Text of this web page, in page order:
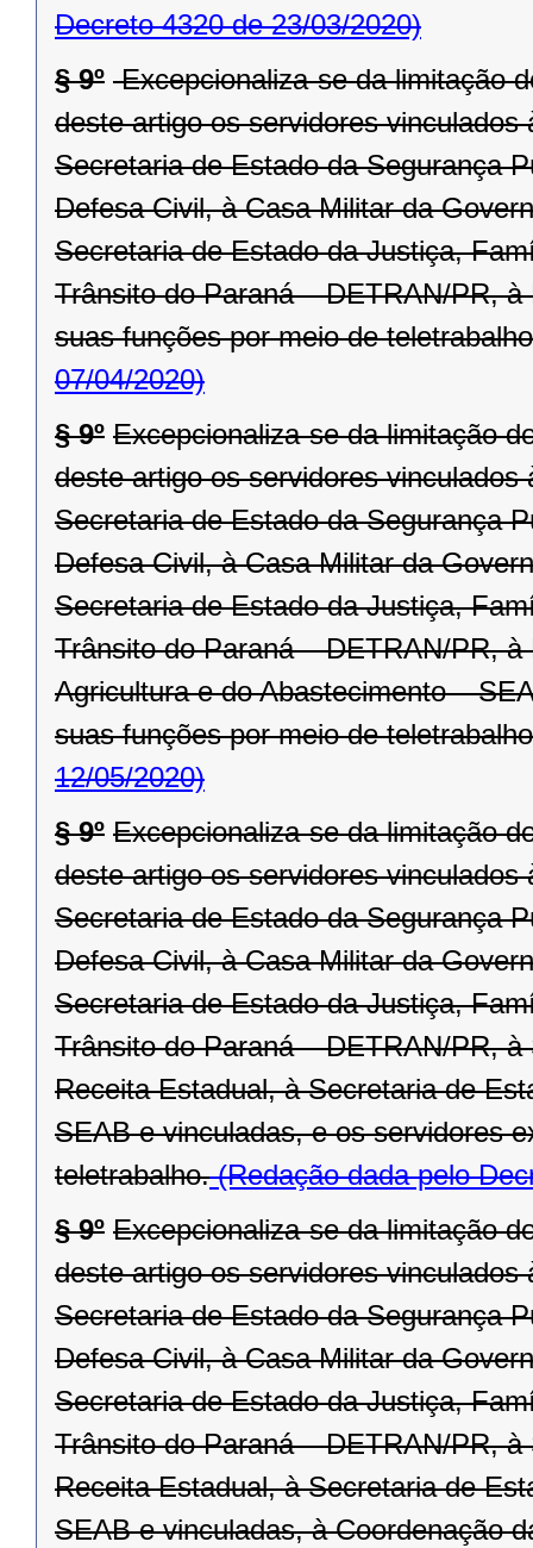
Decreto 4320 de 23/03/2020)
§ 9º Excepcionaliza-se da limitação
deste artigo os servidores
Secretaria de Estado da Segurança
Defesa Civil, à Casa Militar da
Secretaria de Estado da Justiça,
Trânsito do Paraná – DETRAN/PR,
suas funções por meio de
07/04/2020)
§ 9º Excepcionaliza-se da limitação
deste artigo os servidores
Secretaria de Estado da Segurança
Defesa Civil, à Casa Militar da
Secretaria de Estado da Justiça,
Trânsito do Paraná – DETRAN/PR,
Agricultura e do Abastecimento –
suas funções por meio de
12/05/2020)
§ 9º Excepcionaliza-se da limitação
deste artigo os servidores
Secretaria de Estado da Segurança
Defesa Civil, à Casa Militar da
Secretaria de Estado da Justiça,
Trânsito do Paraná – DETRAN/PR,
Receita Estadual, à Secretaria de
SEAB e vinculadas, e os servidores
teletrabalho.(Redação dada pelo
§ 9º Excepcionaliza-se da limitação
deste artigo os servidores
Secretaria de Estado da Segurança
Defesa Civil, à Casa Militar da
Secretaria de Estado da Justiça,
Trânsito do Paraná – DETRAN/PR,
Receita Estadual, à Secretaria de
SEAB e vinculadas, à Coordenação